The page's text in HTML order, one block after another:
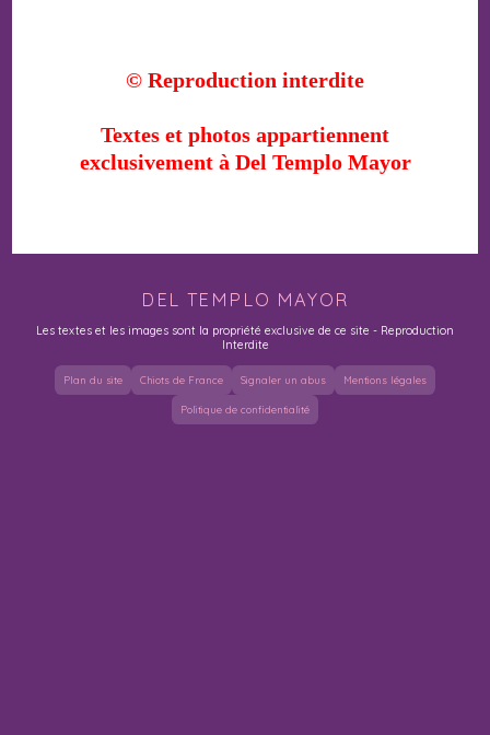
© Reproduction interdite
Textes et photos appartiennent
exclusivement à Del Templo Mayor
DEL TEMPLO MAYOR
Les textes et les images sont la propriété exclusive de ce site - Reproduction
Interdite
Plan du site Chiots de France Signaler un abus Mentions légales
Politique de confidentialité